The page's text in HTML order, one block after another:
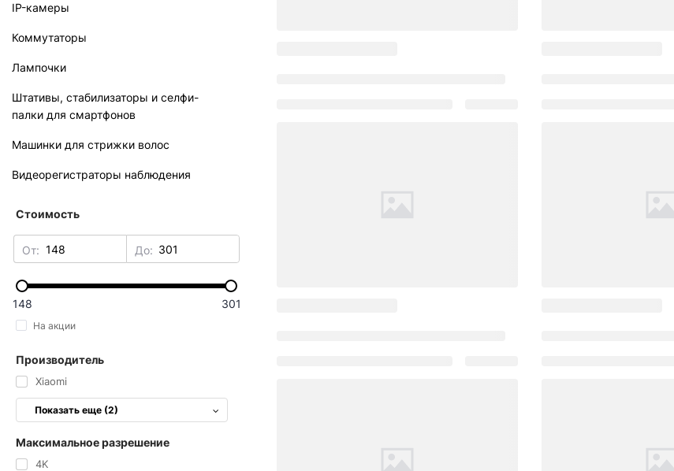
IP-камеры
Коммутаторы
Лампочки
Штативы, стабилизаторы и селфи-
палки для смартфонов
Машинки для стрижки волос
Видеорегистраторы наблюдения
Стоимость
От: До:
148 301
На акции
Производитель
Xiaomi
Показать еще (2)
Максимальное разрешение
4K